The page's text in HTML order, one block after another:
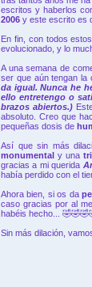
escritos y haberlos
2006 y este escrito es
En fin, con todos
evolucionado, y lo
A una semana de
ser que aún tengan la
da igual. Nunca he
ello entretengo o
brazos abiertos.)
absoluto. Creo que
pequeñas dosis de
Así que sin más
monumental y una
gracias a mi querida
había perdido con el
Ahora bien, si os da
caso gracias por al
habéis hecho...
Sin más dilación,